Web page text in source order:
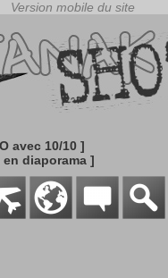
avec 10/10 ]
diaporama ]